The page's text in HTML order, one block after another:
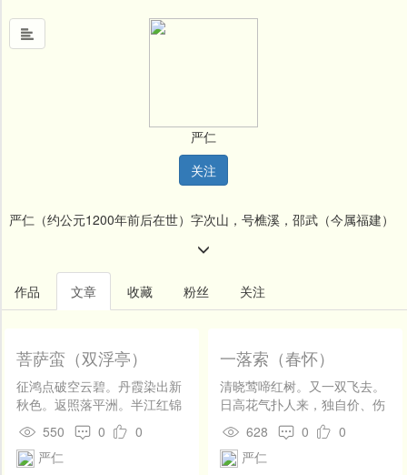
文
名
人
新
闻
开
发
社
区
严仁
关注
严仁（约公元1200年前后在世）字次山，号樵溪，邵武（今属福建）
人。生卒年均不详，约宋宁宗庆元末前后在世。好古博雅。杨巨源诛
吴曦，安丙惎而杀之，仁为作长愤歌，为时传诵。与同族严羽、严参
齐名，人称“三严”。仁工词，有《清江欸乃集》不传，《文献通考》
行于世。存词30首。
作品 文章 收藏 粉丝 关注
菩萨蛮（双浮亭）
征鸿点破空云碧。丹霞染出新
秋色。返照落平洲。半江红锦
流。 风清鱼笛晚。寸寸愁肠断
寄语笛休横。只消三两声。
550 0
0
严仁
一落索（春怀）
清晓莺啼红树。又一双飞去。
日高花气扑人来，独自价、伤
春无绪。 别后暗宽金缕。倩谁
传语。一春不忍上高楼，为怕
见、分携处。
628 0
0
严仁